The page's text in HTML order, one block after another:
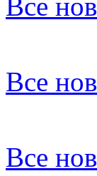
Все
Все